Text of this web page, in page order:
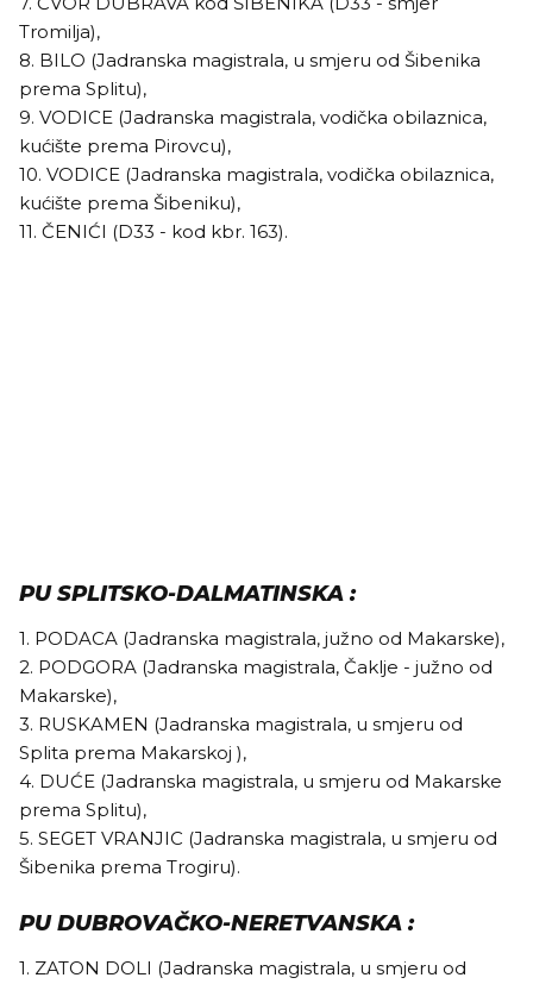
Tromilja),
8. BILO (Jadranska magistrala, u smjeru od Šibenika
prema Splitu),
9. VODICE (Jadranska magistrala, vodička obilaznica,
kućište prema Pirovcu),
10. VODICE (Jadranska magistrala, vodička obilaznica,
kućište prema Šibeniku),
11. ČENIĆI (D33 - kod kbr. 163).
PU SPLITSKO-DALMATINSKA :
1. PODACA (Jadranska magistrala, južno od Makarske),
2. PODGORA (Jadranska magistrala, Čaklje - južno od
Makarske),
3. RUSKAMEN (Jadranska magistrala, u smjeru od
Splita prema Makarskoj ),
4. DUĆE (Jadranska magistrala, u smjeru od Makarske
prema Splitu),
5. SEGET VRANJIC (Jadranska magistrala, u smjeru od
Šibenika prema Trogiru).
PU DUBROVAČKO-NERETVANSKA :
1. ZATON DOLI (Jadranska magistrala, u smjeru od